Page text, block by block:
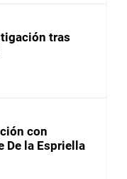
tras
con
De la Espriella